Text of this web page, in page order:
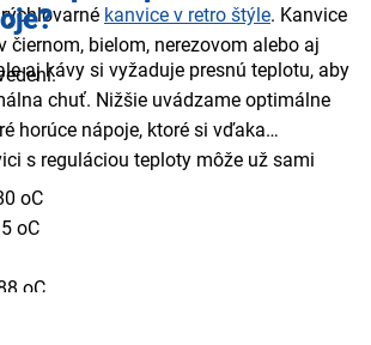
kanvice v retro štýle. Kanvice
čiernom, bielom, nerezovom alebo aj
aj kávy si vyžaduje presnú teplotu, aby
chuť. Nižšie uvádzame optimálne
horúce nápoje, ktoré si vďaka
s reguláciou teploty môže už sami
oC
oC
oC